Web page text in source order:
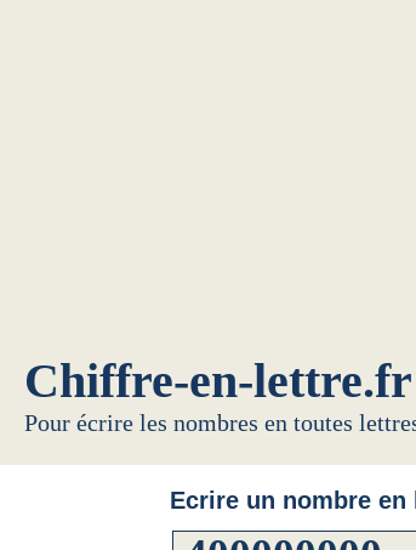
Chiffre-en-lettre.fr
Pour écrire les nombres en toutes
Ecrire un nombre en